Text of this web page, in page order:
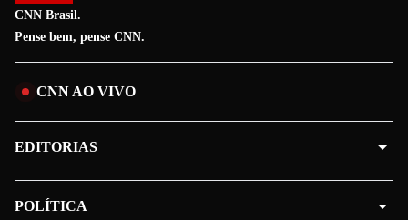
CNN Brasil.
Pense bem, pense CNN.
CNN AO VIVO
EDITORIAS
POLÍTICA